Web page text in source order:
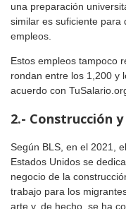
una preparación
similar es suficiente para
empleos.
Estos empleos tampoco
rondan entre los 1,200 y
acuerdo con
2.- Construcción
Según BLS, en el 2021,
Estados Unidos se
negocio de la
trabajo para los
arte y, de hecho, se ha